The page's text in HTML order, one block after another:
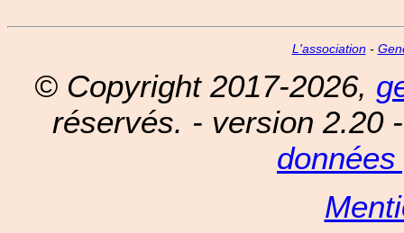
L'association-
© Copyright 2017-2026,
réservés. - version 2.20